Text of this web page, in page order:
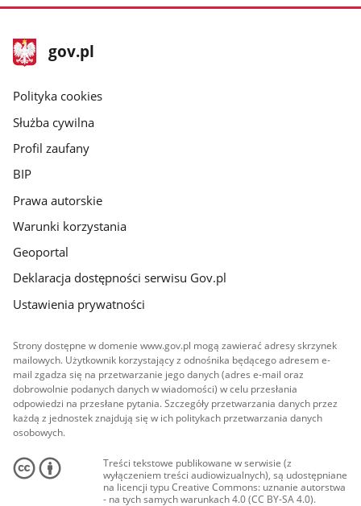
stopka
gov.pl
Strona
gov.pl
gov.pl
Polityka cookies
Służba cywilna
Profil zaufany
BIP
Prawa autorskie
Warunki korzystania
Geoportal
Deklaracja dostępności serwisu Gov.pl
Ustawienia prywatności
Strony dostępne w domenie www.gov.pl mogą zawierać adresy skrzynek
mailowych. Użytkownik korzystający z odnośnika będącego adresem e-
mail zgadza się na przetwarzanie jego danych (adres e-mail oraz
dobrowolnie podanych danych w wiadomości) w celu przesłania
odpowiedzi na przesłane pytania. Szczegóły przetwarzania danych przez
każdą z jednostek znajdują się w ich politykach przetwarzania danych
osobowych.
Treści tekstowe publikowane w serwisie (z
wyłączeniem treści audiowizualnych), są udostępniane
na licencji typu Creative Commons: uznanie autorstwa
- na tych samych warunkach 4.0 (CC BY-SA 4.0).